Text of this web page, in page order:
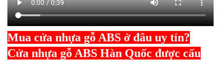
Mua cửa nhựa gỗ ABS ở đâu uy tín?
Cửa nhựa gỗ ABS Hàn Quốc được cấu